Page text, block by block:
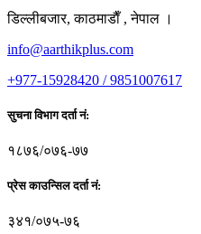
डिल्लीबजार, काठमाडाैँ , नेपाल ।
info@aarthikplus.com
+977-15928420 / 9851007617
सुचना विभाग दर्ता नं:
१८७६/०७६-७७
प्रेस काउन्सिल दर्ता नं:
३४१/०७५-७६